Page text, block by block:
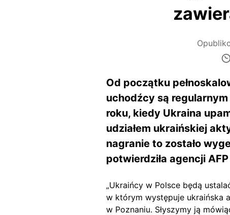
Od początku
uchodźcy są
roku, kiedy Ukraina
udziałem ukraińskiej
nagranie to zostało
potwierdziła agencji
„Ukraińcy w Polsce będą
w którym występuje ukraińska
w Poznaniu. Słyszymy ją